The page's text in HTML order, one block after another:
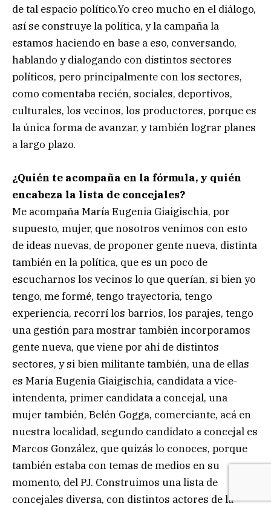
de tal espacio político.Yo creo mucho en el diálogo,
así se construye la política, y la campaña la
estamos haciendo en base a eso, conversando,
hablando y dialogando con distintos sectores
políticos, pero principalmente con los sectores,
como comentaba recién, sociales, deportivos,
culturales, los vecinos, los productores, porque es
la única forma de avanzar, y también lograr planes
a largo plazo.
¿Quién te acompaña en la fórmula, y quién
encabeza la lista de concejales?
Me acompaña María Eugenia Giaigischia, por
supuesto, mujer, que nosotros venimos con esto
de ideas nuevas, de proponer gente nueva, distinta
también en la política, que es un poco de
escucharnos los vecinos lo que querían, si bien yo
tengo, me formé, tengo trayectoria, tengo
experiencia, recorrí los barrios, los parajes, tengo
una gestión para mostrar también incorporamos
gente nueva, que viene por ahí de distintos
sectores, y si bien militante también, una de ellas
es María Eugenia Giaigischia, candidata a vice-
intendenta, primer candidata a concejal, una
mujer también, Belén Gogga, comerciante, acá en
nuestra localidad, segundo candidato a concejal es
Marcos González, que quizás lo conoces, porque
también estaba con temas de medios en su
momento, del PJ. Construimos una lista de
concejales diversa, con distintos actores de la